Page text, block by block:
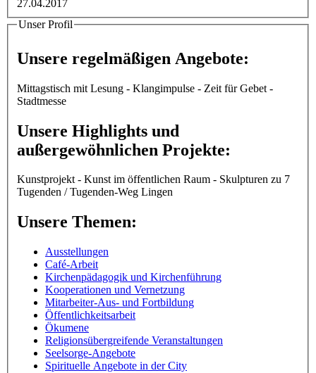
27.04.2017
Unser Profil
Unsere regelmäßigen Angebote:
Mittagstisch mit Lesung - Klangimpulse - Zeit für Gebet -
Stadtmesse
Unsere Highlights und
außergewöhnlichen Projekte:
Kunstprojekt - Kunst im öffentlichen Raum - Skulpturen zu 7
Tugenden / Tugenden-Weg Lingen
Unsere Themen:
Ausstellungen
Café-Arbeit
Kirchenpädagogik und Kirchenführung
Kooperationen und Vernetzung
Mitarbeiter-Aus- und Fortbildung
Öffentlichkeitsarbeit
Ökumene
Religionsübergreifende Veranstaltungen
Seelsorge-Angebote
Spirituelle Angebote in der City